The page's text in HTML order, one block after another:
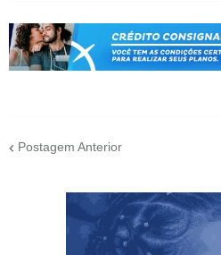
Postagem Anterior